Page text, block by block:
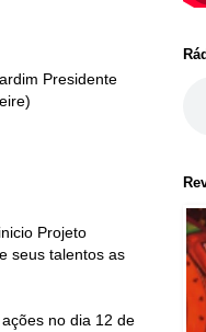
Presidente
Projeto
seus talentos as
no dia 12 de